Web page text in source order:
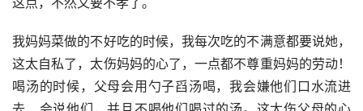
我妈妈菜做的不好吃的时候，我每次吃的不满意都要说她，
这太自私了，太伤妈妈的心了，一点都不尊重妈妈的劳动！
喝汤的时候，父母会用勺子舀汤喝，我会嫌他们口水流进